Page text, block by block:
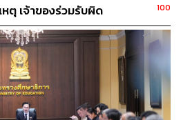
รัฐมนตรี กรณีลงพื้นที่เร่งรัด
ลศักดิ์ ลีวาเมาะ สส.นราธิวาส
ามารถจับกุมกลุ่มผู้ก่อเหตุได้ครบ
เป็นหน้าที่ของเจ้าหน้าที่ตำรวจที่
าวไปให้ถึงผู้บงการและผู้จ้างวาน
กกับผู้ก่อเหตุแม้แต่คนเดียว จึง
งหลัง
ตุ เจ้าของร่วมรับผิด
100